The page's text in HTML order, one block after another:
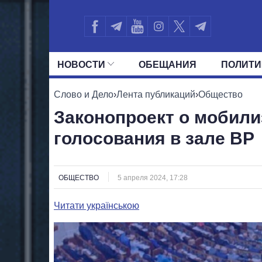
НОВОСТИ ОБЕЩАНИЯ
ВСЕ ПОЛИТИКИ ПРЕЗИДЕНТ И
Слово и Дело›Лента публикаций›Общество
Законопроект о
голосования в зале ВР
ОБЩЕСТВО 5 апреля 2024, 17:28
Читати українською